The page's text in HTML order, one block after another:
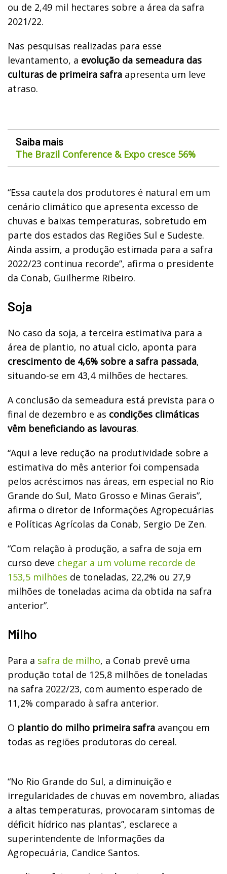
ou de 2,49 mil hectares sobre a área da safra
2021/22.
Nas pesquisas realizadas para esse
levantamento, a evolução da semeadura das
culturas de primeira safra apresenta um leve
atraso.
Saiba mais
The Brazil Conference & Expo cresce 56%
“Essa cautela dos produtores é natural em um
cenário climático que apresenta excesso de
chuvas e baixas temperaturas, sobretudo em
parte dos estados das Regiões Sul e Sudeste.
Ainda assim, a produção estimada para a safra
2022/23 continua recorde”, afirma o presidente
da Conab, Guilherme Ribeiro.
Soja
No caso da soja, a terceira estimativa para a
área de plantio, no atual ciclo, aponta para
crescimento de 4,6% sobre a safra passada,
situando-se em 43,4 milhões de hectares.
A conclusão da semeadura está prevista para o
final de dezembro e as condições climáticas
vêm beneficiando as lavouras.
“Aqui a leve redução na produtividade sobre a
estimativa do mês anterior foi compensada
pelos acréscimos nas áreas, em especial no Rio
Grande do Sul, Mato Grosso e Minas Gerais”,
afirma o diretor de Informações Agropecuárias
e Políticas Agrícolas da Conab, Sergio De Zen.
“Com relação à produção, a safra de soja em
curso deve chegar a um volume recorde de
153,5 milhões de toneladas, 22,2% ou 27,9
milhões de toneladas acima da obtida na safra
anterior”.
Milho
Para a safra de milho, a Conab prevê uma
produção total de 125,8 milhões de toneladas
na safra 2022/23, com aumento esperado de
11,2% comparado à safra anterior.
O plantio do milho primeira safra avançou em
todas as regiões produtoras do cereal.
“No Rio Grande do Sul, a diminuição e
irregularidades de chuvas em novembro, aliadas
a altas temperaturas, provocaram sintomas de
déficit hídrico nas plantas”, esclarece a
superintendente de Informações da
Agropecuária, Candice Santos.